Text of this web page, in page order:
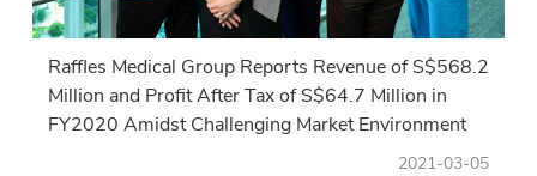
Raffles Medical Group Reports Revenue of S$568.2
Million and Profit After Tax of S$64.7 Million in
FY2020 Amidst Challenging Market Environment
2021-03-05